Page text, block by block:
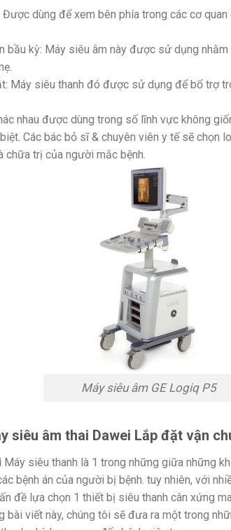
dùng để xem bên phía trong các cơ
bầu kỳ: Máy siêu âm này được sử dụng
Máy siêu thanh đó được sử dụng để bổ trợ
nhau được dùng trong số lĩnh vực không
Các bác bỏ sĩ & chuyên viên y tế sẽ chọn
chữa trị của người mắc bệnh.
Máy siêu âm GE Logiq P5
siêu âm thai Dawei Lắp đặt vận
Máy siêu thanh là 1 trong những giữa những
bệnh án của người bị bệnh. tuy nhiên, với
đề lựa chọn 1 thiết bị siêu thanh cân xứng
bài viết này, chúng tôi sẽ đưa ra một trong